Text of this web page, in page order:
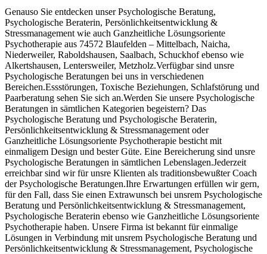
Genauso Sie entdecken unser Psychologische Beratung,
Psychologische Beraterin, Persönlichkeitsentwicklung &
Stressmanagement wie auch Ganzheitliche Lösungsoriente
Psychotherapie aus 74572 Blaufelden – Mittelbach, Naicha,
Niederweiler, Raboldshausen, Saalbach, Schuckhof ebenso wie
Alkertshausen, Lentersweiler, Metzholz.Verfügbar sind unsre
Psychologische Beratungen bei uns in verschiedenen
Bereichen.Essstörungen, Toxische Beziehungen, Schlafstörung und
Paarberatung sehen Sie sich an.Werden Sie unsere Psychologische
Beratungen in sämtlichen Kategorien begeistern? Das
Psychologische Beratung und Psychologische Beraterin,
Persönlichkeitsentwicklung & Stressmanagement oder
Ganzheitliche Lösungsoriente Psychotherapie besticht mit
einmaligem Design und bester Güte. Eine Bereicherung sind unsre
Psychologische Beratungen in sämtlichen Lebenslagen.Jederzeit
erreichbar sind wir für unsre Klienten als traditionsbewußter Coach
der Psychologische Beratungen.Ihre Erwartungen erfüllen wir gern,
für den Fall, dass Sie einen Extrawunsch bei unsrem Psychologische
Beratung und Persönlichkeitsentwicklung & Stressmanagement,
Psychologische Beraterin ebenso wie Ganzheitliche Lösungsoriente
Psychotherapie haben. Unsere Firma ist bekannt für einmalige
Lösungen in Verbindung mit unsrem Psychologische Beratung und
Persönlichkeitsentwicklung & Stressmanagement, Psychologische